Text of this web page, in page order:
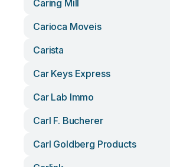
Caring Mill
Carioca Moveis
Carista
Car Keys Express
Car Lab Immo
Carl F. Bucherer
Carl Goldberg Products